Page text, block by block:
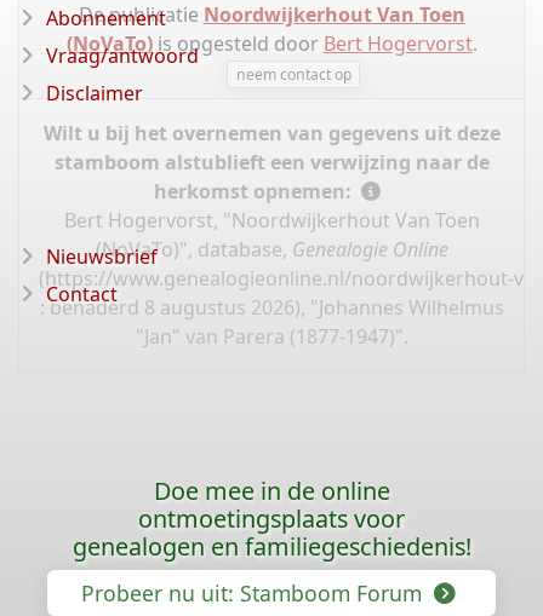
De publicatie Noordwijkerhout Van Toen
(NoVaTo)is opgesteld door Bert Hogervorst.
neem contact op
Wilt u bij het overnemen van gegevens uit deze
stamboom alstublieft een verwijzing naar de
herkomst opnemen:
Bert Hogervorst, "Noordwijkerhout Van Toen
(NoVaTo)", database, Genealogie Online
(https://www.genealogieonline.nl/noordwijkerhout-
: benaderd 8 augustus 2026), "Johannes Wilhelmus
"Jan" van Parera (1877-1947)".
Abonnement
Vraag/antwoord
Disclaimer
Nieuwsbrief
Contact
Doe mee in de online
ontmoetingsplaats voor
genealogen en familiegeschiedenis!
Probeer nu uit: Stamboom Forum